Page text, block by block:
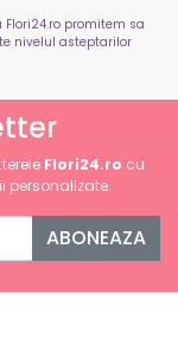
promitem sa
nivelul asteptarilor
Flori24.ro cu
personalizate.
ABONEAZA